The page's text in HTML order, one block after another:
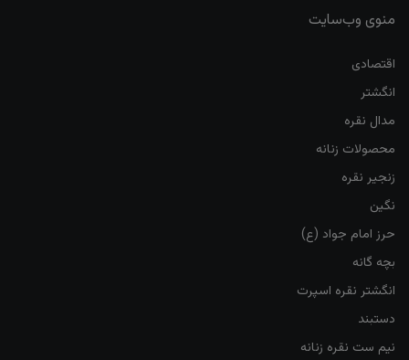
منوی وب‌سایت
اقتصادی
انگشتر
مدال نقره
محصولات زنانه
زنجیر نقره
نگین
حرز امام جواد (ع)
بچه گانه
انگشتر نقره اسپرت
دستبند
نیم ست نقره زنانه